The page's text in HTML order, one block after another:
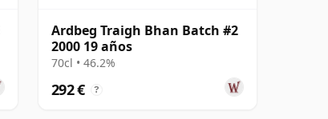
Ardbeg Traigh Bhan Batch #2
2000 19 años
70cl • 46.2%
292 € ?